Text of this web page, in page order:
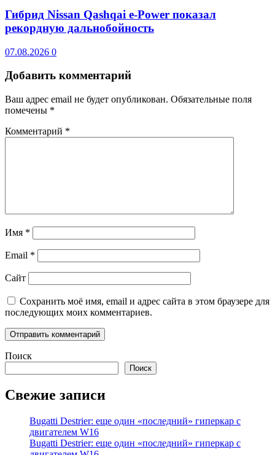
Гибрид Nissan Qashqai e-Power показал
рекордную дальнобойность
07.08.2026 0
Добавить комментарий
Ваш адрес email не будет опубликован. Обязательные поля
помечены *
Комментарий *
Имя *
Email *
Сайт
Сохранить моё имя, email и адрес сайта в этом браузере для
последующих моих комментариев.
Поиск
Поиск
Свежие записи
Bugatti Destrier: еще один «последний» гиперкар с
двигателем W16
Bugatti Destrier: еще один «последний» гиперкар с